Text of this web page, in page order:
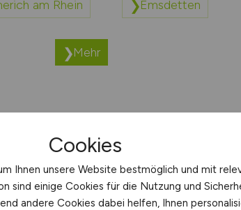
am Rhein Emsdetten
Mehr
Cookies
Ihnen unsere Website bestmöglich und mit
sind einige Cookies für die Nutzung und
andere Cookies dabei helfen, Ihnen